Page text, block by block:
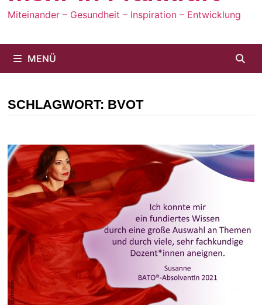
Miteinander – Gesundheit – Inspiration – Entwicklung
MENÜ
SCHLAGWORT: BVOT